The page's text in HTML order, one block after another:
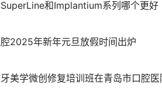
和Implantium系列哪个更好
2025年新年元旦放假时间出炉
学微创修复培训班在青岛市口腔医院成功